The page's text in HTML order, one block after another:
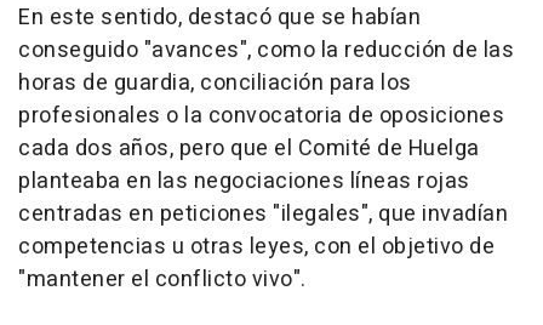
En este sentido, destacó que se habían
conseguido "avances", como la reducción de las
horas de guardia, conciliación para los
profesionales o la convocatoria de oposiciones
cada dos años, pero que el Comité de Huelga
planteaba en las negociaciones líneas rojas
centradas en peticiones "ilegales", que invadían
competencias u otras leyes, con el objetivo de
"mantener el conflicto vivo".